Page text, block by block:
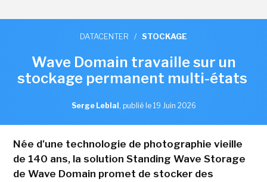
DATACENTER / STOCKAGE
Wave Domain travaille sur un
stockage permanent multi-états
Serge Leblal , publié le 19 Juin 2026
Née d'une technologie de photographie vieille
de 140 ans, la solution Standing Wave Storage
de Wave Domain promet de stocker des